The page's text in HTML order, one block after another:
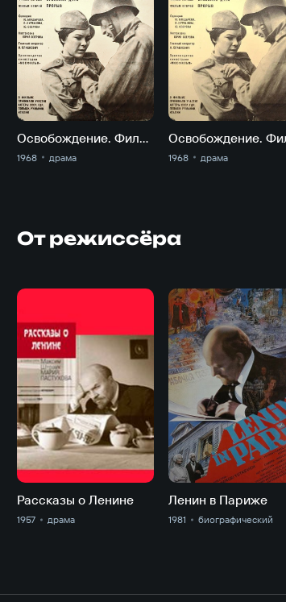
Освобождение. Фильм 1. Огненная дуга
1968 драма 1968 драма
От режиссёра
Рассказы о Ленине
1957 драма
Ленин в Париже
1981 биографический